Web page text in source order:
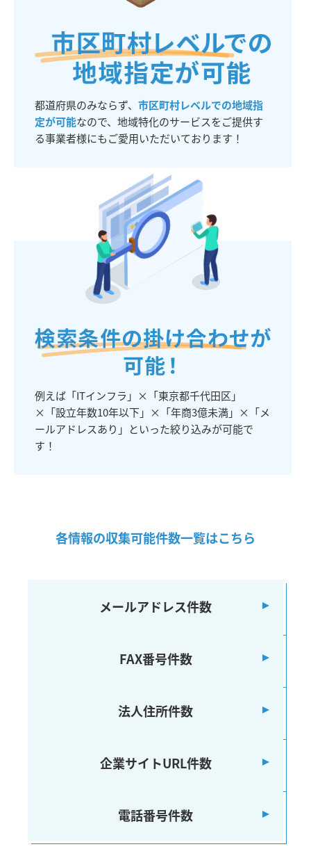
都道府県のみならず、 市区町村レベルでの地域指
定が可能なので、地域特化のサービスをご提供す
る事業者様にもご愛用いただいております！
例えば「ITインフラ」×「東京都千代田区」
×「設立年数10年以下」×「年商3億未満」×「メ
ールアドレスあり」といった絞り込みが可能で
す！
各情報の収集可能件数一覧はこちら
メールアドレス件数
FAX番号件数
法人住所件数
企業サイトURL件数
電話番号件数